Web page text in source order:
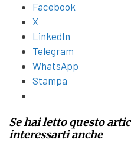
Facebook
X
LinkedIn
Telegram
WhatsApp
Stampa
Se hai letto questo
interessarti anche